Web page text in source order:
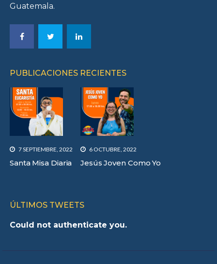
Guatemala.
PUBLICACIONES RECIENTES
7 SEPTIEMBRE, 2022
Santa Misa Diaria
6 OCTUBRE, 2022
Jesús Joven Como Yo
ÚLTIMOS TWEETS
Could not authenticate you.